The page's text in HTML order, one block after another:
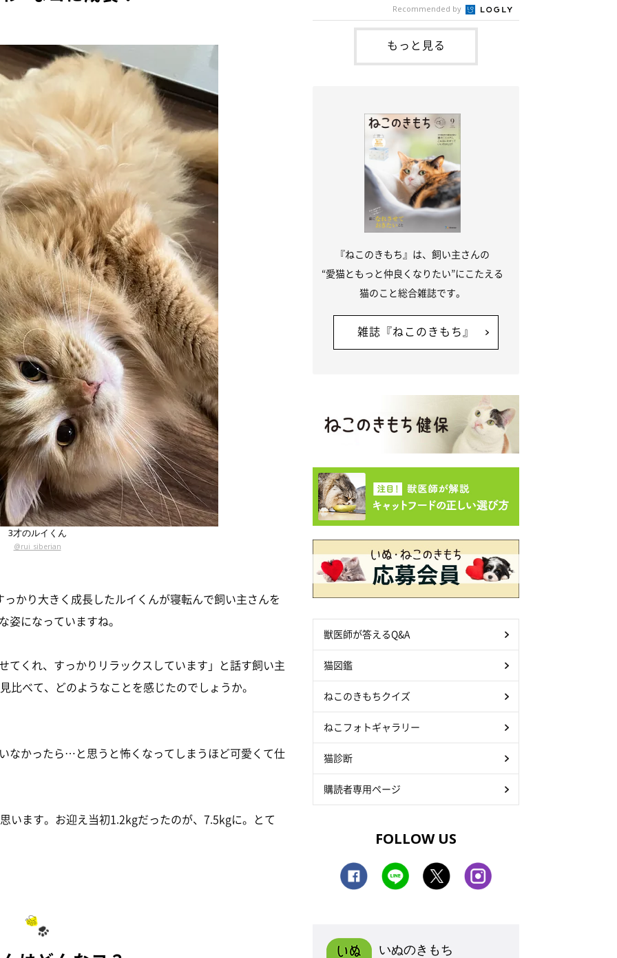
3才のルイくん
@rui_siberian
かり大きく成長したルイくんが寝転んで飼い主さんを
になっていますね。
てくれ、すっかりリラックスしています」と話す飼い主
べて、どのようなことを感じたのでしょうか。
なかったら…と思うと怖くなってしまうほど可愛くて仕
います。お迎え当初1.2kgだったのが、7.5kgに。とて
もの。新しい環境にゆっくり慣れてもらう
ため、当時はケージの中で過ごしていまし
た。鳴いてアピールするももち
ん。@doddou_1今回紹介するのは、
X（旧Twitter）ユーザー@doddou_1さん
の愛猫・ドンちゃん（取材時、推定6才／
本名：ドミトリー・ドンスコイ）。ドンち
ゃんは、保護猫でした。ドンちゃんが見つ
かったのは、飼い主さんの姉の勤め先の敷
Recommended by
もっと見る
『ねこのきもち』は、飼い主さんの
“愛猫ともっと仲良くなりたい”にこたえる
猫のこと総合雑誌です。
雑誌『ねこのきもち』
獣医師が答えるQ&A
猫図鑑
ねこのきもちクイズ
ねこフォトギャラリー
猫診断
購読者専用ページ
FOLLOW US
いぬのきもち